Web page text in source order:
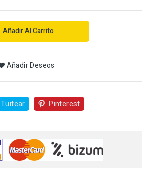
Añadir Al Carrito
Añadir Deseos
Tuitear Pinterest